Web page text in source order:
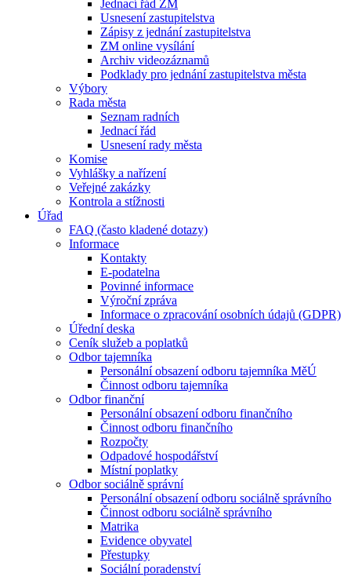
Jednací řád ZM
Usnesení zastupitelstva
Zápisy z jednání zastupitelstva
ZM online vysílání
Archiv videozáznamů
Podklady pro jednání zastupitelstva města
Výbory
Rada města
Seznam radních
Jednací řád
Usnesení rady města
Komise
Vyhlášky a nařízení
Veřejné zakázky
Kontrola a stížnosti
Úřad
FAQ (často kladené dotazy)
Informace
Kontakty
E-podatelna
Povinné informace
Výroční zpráva
Informace o zpracování osobních údajů (GDPR)
Úřední deska
Ceník služeb a poplatků
Odbor tajemníka
Personální obsazení odboru tajemníka MěÚ
Činnost odboru tajemníka
Odbor finanční
Personální obsazení odboru finančního
Činnost odboru finančního
Rozpočty
Odpadové hospodářství
Místní poplatky
Odbor sociálně správní
Personální obsazení odboru sociálně správního
Činnost odboru sociálně správního
Matrika
Evidence obyvatel
Přestupky
Sociální poradenství